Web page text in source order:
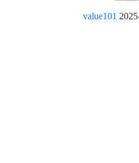
value101